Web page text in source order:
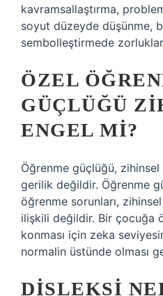
kavramsallaştırma,
soyut düzeyde düşünme,
sembolleştirmede
ÖZEL
GÜÇLÜĞÜ
ENGEL MI?
Öğrenme güçlüğü,
gerilik değildir. Öğrenme
öğrenme sorunları,
ilişkili değildir. Bir çocuğa
konması için zeka
normalin üstünde olması
DISLEKSI